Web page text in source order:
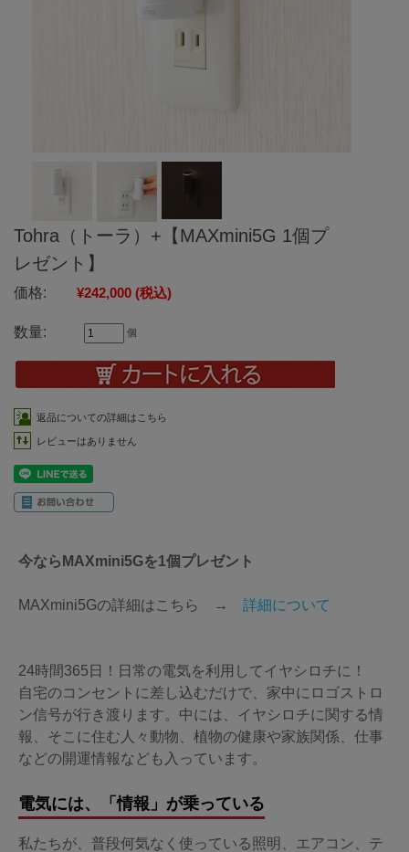
Tohra（トーラ）+【MAXmini5G 1個プ
レゼント】
価格: ¥242,000 (税込)
数量: 個
返品についての詳細はこちら
レビューはありません
今ならMAXmini5Gを1個プレゼント
MAXmini5Gの詳細はこちら → 詳細について
24時間365日！日常の電気を利用してイヤシロチに！
自宅のコンセントに差し込むだけで、家中にロゴストロ
ン信号が行き渡ります。中には、イヤシロチに関する情
報、そこに住む人々動物、植物の健康や家族関係、仕事
などの開運情報なども入っています。
電気には、「情報」が乗っている
私たちが、普段何気なく使っている照明、エアコン、テ